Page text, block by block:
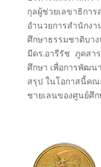
กุลผู้ช่วยเลขาธิกา
อำนวยการสำนักง
ศึกษาธรรมชาติบา
มีดร.อารีรัช ภูคสา
ศึกษา เพื่อการพัฒน
สรุป ในโอกาสนี้ค
ชายเลนของศูนย์ศึ